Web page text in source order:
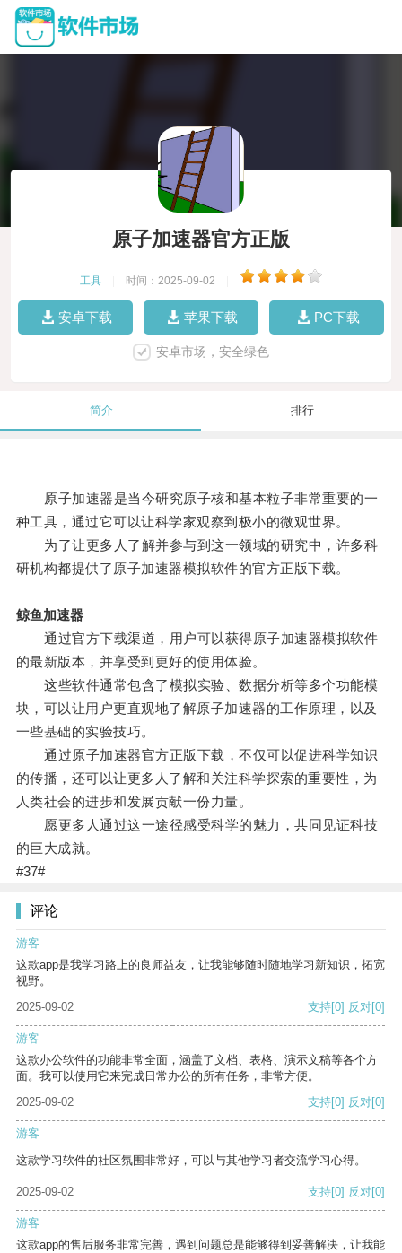
原子加速器官方正版
工具 时间：2025-09-02
安卓下载 苹果下载 PC下载
安卓市场，安全绿色
简介 排行
原子加速器是当今研究原子核和基本粒子非常重要的一
种工具，通过它可以让科学家观察到极小的微观世界。
为了让更多人了解并参与到这一领域的研究中，许多科
研机构都提供了原子加速器模拟软件的官方正版下载。
鲸鱼加速器
通过官方下载渠道，用户可以获得原子加速器模拟软件
的最新版本，并享受到更好的使用体验。
这些软件通常包含了模拟实验、数据分析等多个功能模
块，可以让用户更直观地了解原子加速器的工作原理，以及
一些基础的实验技巧。
通过原子加速器官方正版下载，不仅可以促进科学知识
的传播，还可以让更多人了解和关注科学探索的重要性，为
人类社会的进步和发展贡献一份力量。
愿更多人通过这一途径感受科学的魅力，共同见证科技
的巨大成就。
#37#
评论
游客
这款app是我学习路上的良师益友，让我能够随时随地学习新知识，拓宽
视野。
2025-09-02
支持[0] 反对[0]
游客
这款办公软件的功能非常全面，涵盖了文档、表格、演示文稿等各个方
面。我可以使用它来完成日常办公的所有任务，非常方便。
2025-09-02
支持[0] 反对[0]
游客
这款学习软件的社区氛围非常好，可以与其他学习者交流学习心得。
2025-09-02 支持[0] 反对[0]
游客
这款app的售后服务非常完善，遇到问题总是能够得到妥善解决，让我能